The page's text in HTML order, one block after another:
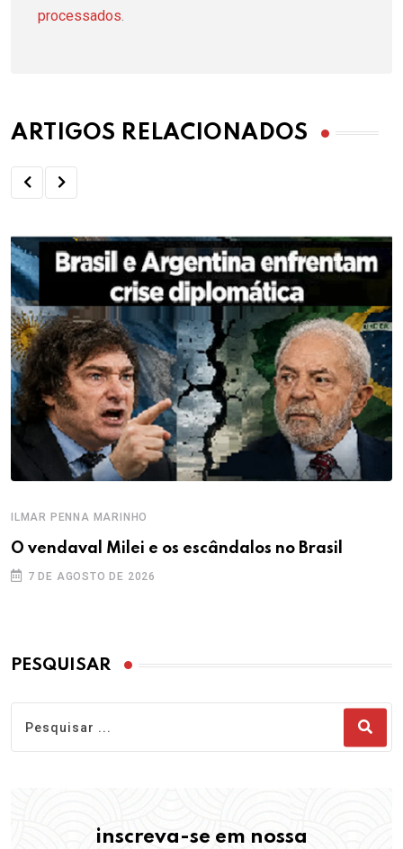
processados
ARTIGOS RELACIONADOS
ILMAR PENNA MARINHO
O vendaval Milei e os escândalos no Brasil
7 DE AGOSTO DE 2026
PESQUISAR
inscreva-se em nossa